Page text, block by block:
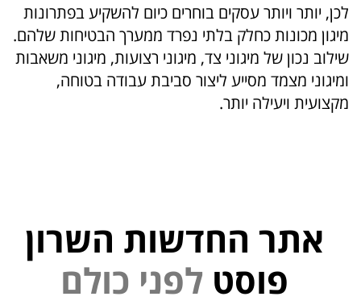
לכן, יותר ויותר עסקים בוחרים כיום להשקיע בפתרונות
מיגון מכונות כחלק בלתי נפרד ממערך הבטיחות שלהם.
שילוב נכון של מיגוני צד, מיגוני רצועות, מיגוני משאבות
ומיגוני מצמד מסייע ליצור סביבת עבודה בטוחה,
מקצועית ויעילה יותר.
אתר החדשות השרון
פוסט
ל ם